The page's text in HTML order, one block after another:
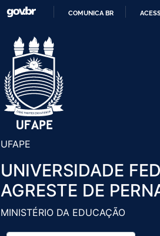
Pular
COMUNICA BR
UFAPE
UNIVERSIDADE
AGRESTE DE
MINISTÉRIO DA EDUCAÇÃO